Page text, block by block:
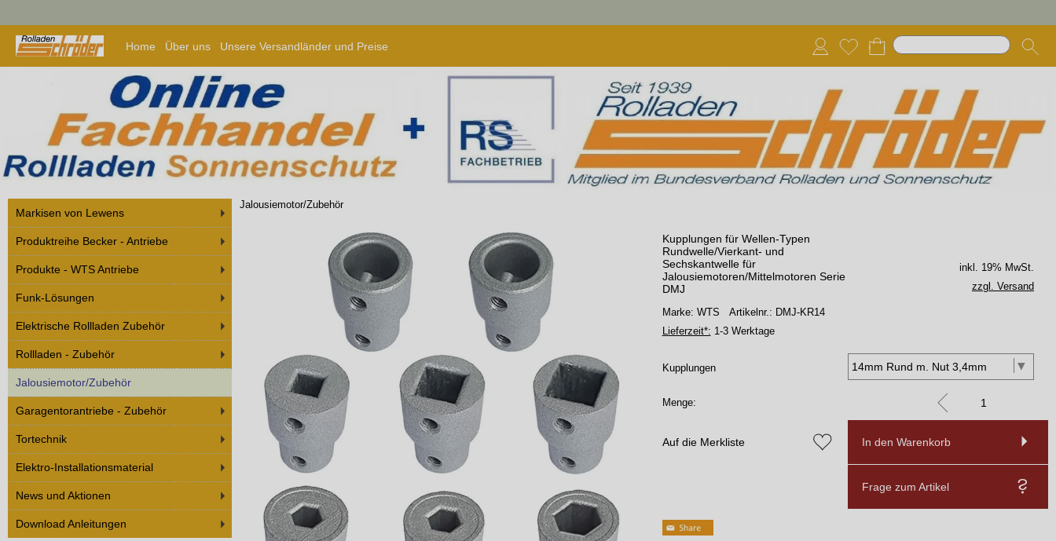
Home Über uns Unsere Versandländer und Preise
Markisen von Lewens
Produktreihe Becker - Antriebe
Produkte - WTS Antriebe
Funk-Lösungen
Elektrische Rollladen Zubehör
Rollladen - Zubehör
Jalousiemotor/Zubehör
Garagentorantriebe - Zubehör
Tortechnik
Elektro-Installationsmaterial
News und Aktionen
Download Anleitungen
Jalousiemotor/Zubehör
Kupplungen für Wellen-Typen
Rundwelle/Vierkant- und
Sechskantwelle für
Jalousiemotoren/Mittelmotoren Serie
DMJ
Marke: WTS Artikelnr.: DMJ-KR14
Lieferzeit*: 1-3 Werktage
inkl. 19% MwSt.
zzgl. Versand
Kupplungen
Menge:
Auf die Merkliste In den Warenkorb
Frage zum Artikel